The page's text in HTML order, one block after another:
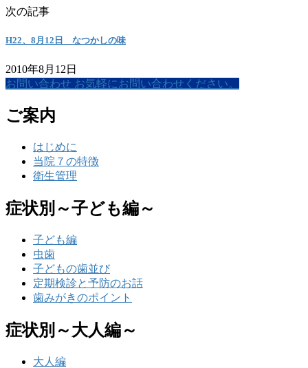
次の記事
H22、8月12日 なつかしの味
2010年8月12日
お問い合わせ お気軽にお問い合わせください。
ご案内
はじめに
当院７の特徴
衛生管理
症状別～子ども編～
子ども編
虫歯
子どもの歯並び
定期検診と予防のお話
歯みがきのポイント
症状別～大人編～
大人編